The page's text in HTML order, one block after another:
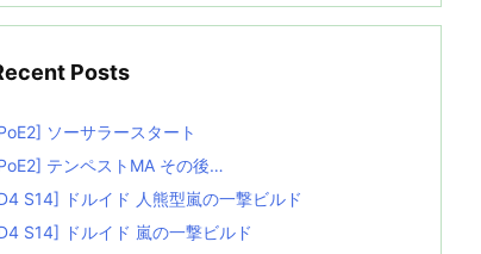
Posts
ソーサラースタート
テンペストMA その後…
S14] ドルイド 人熊型嵐の一撃ビルド
S14] ドルイド 嵐の一撃ビルド